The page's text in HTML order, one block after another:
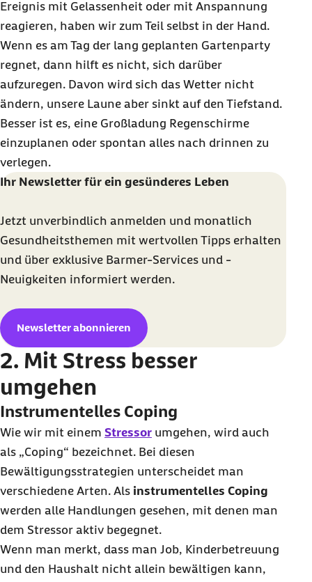
Ereignis mit Gelassenheit oder mit Anspannung
reagieren, haben wir zum Teil selbst in der Hand.
Wenn es am Tag der lang geplanten Gartenparty
regnet, dann hilft es nicht, sich darüber
aufzuregen. Davon wird sich das Wetter nicht
ändern, unsere Laune aber sinkt auf den Tiefstand.
Besser ist es, eine Großladung Regenschirme
einzuplanen oder spontan alles nach drinnen zu
verlegen.
Ihr Newsletter für ein gesünderes Leben
Jetzt unverbindlich anmelden und monatlich
Gesundheitsthemen mit wertvollen Tipps erhalten
und über exklusive Barmer-Services und -
Neuigkeiten informiert werden.
Newsletter abonnieren
2. Mit Stress besser
umgehen
Instrumentelles Coping
Wie wir mit einem Stressor umgehen, wird auch
als „Coping“ bezeichnet. Bei diesen
Bewältigungsstrategien unterscheidet man
verschiedene Arten. Als instrumentelles Coping
werden alle Handlungen gesehen, mit denen man
dem Stressor aktiv begegnet.
Wenn man merkt, dass man Job, Kinderbetreuung
und den Haushalt nicht allein bewältigen kann,